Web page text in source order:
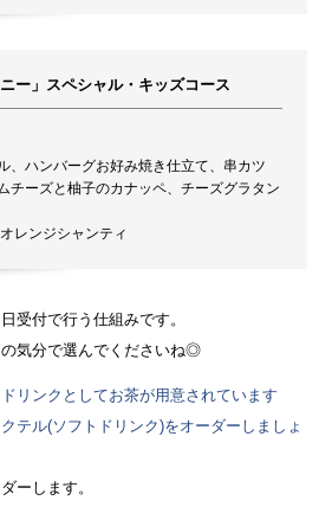
ー」スペシャル・キッズコース
、ハンバーグお好み焼き仕立て、串カツ
チーズと柚子のカナッペ、チーズグラタン
レンジシャンティ
受付で行う仕組みです。
気分で選んでくださいね◎
リンクとしてお茶が用意されています
テル(ソフトドリンク)をオーダーしましょ
ーします。